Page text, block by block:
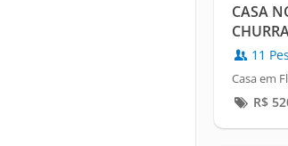
CASA
11
Casa em
R$